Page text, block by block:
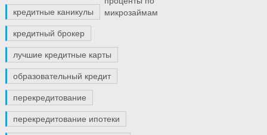
кредитные каникулы
кредитный брокер
лучшие кредитные карты
образовательный кредит
перекредитование
перекредитование ипотеки
микрозаймам